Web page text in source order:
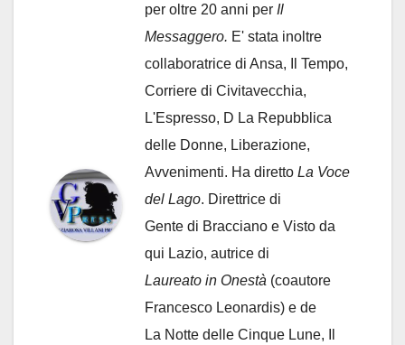
per oltre 20 anni per Il
Messaggero. E' stata inoltre
collaboratrice di Ansa, Il Tempo,
Corriere di Civitavecchia,
L'Espresso, D La Repubblica
delle Donne, Liberazione,
Avvenimenti. Ha diretto La Voce
del Lago. Direttrice di
Gente di Bracciano e Visto da
qui Lazio, autrice di
Laureato in Onestà (coautore
Francesco Leonardis) e de
La Notte delle Cinque Lune, Il